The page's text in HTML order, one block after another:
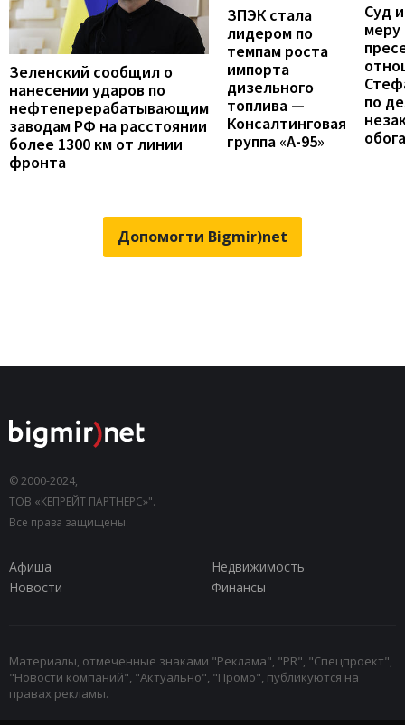
Зеленский сообщил о
нанесении ударов по
нефтеперерабатывающим
заводам РФ на расстоянии
более 1300 км от линии
фронта
ЗПЭК стала
лидером по
темпам роста
импорта
дизельного
топлива —
Консалтинговая
группа «А-95»
Суд
меру
по
Допомогти Bigmir)net
© 2000-2024,
ТОВ «КЕПРЕЙТ ПАРТНЕРС»".
Все права защищены.
Афиша
Недвижимость
Новости
Финансы
Материалы, отмеченные знаками "Реклама", "PR", "Спецпроект",
"Новости компаний", "Актуально", "Промо", публикуются на
правах рекламы.